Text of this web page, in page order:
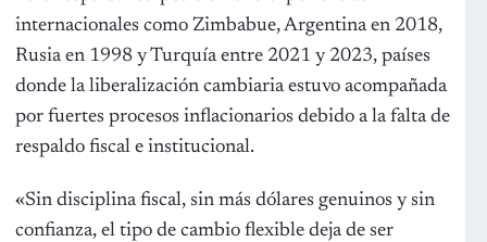
internacionales como Zimbabue, Argentina en 2018,
Rusia en 1998 y Turquía entre 2021 y 2023, países
donde la liberalización cambiaria estuvo acompañada
por fuertes procesos inflacionarios debido a la falta de
respaldo fiscal e institucional.
«Sin disciplina fiscal, sin más dólares genuinos y sin
confianza, el tipo de cambio flexible deja de ser